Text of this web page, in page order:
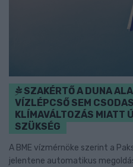
SZAKÉRTŐ A DUNA
VÍZLÉPCSŐ SEM
KLÍMAVÁLTOZÁS MIATT
SZÜKSÉG
A BME vízmérnöke szerint a
jelentene automatikus